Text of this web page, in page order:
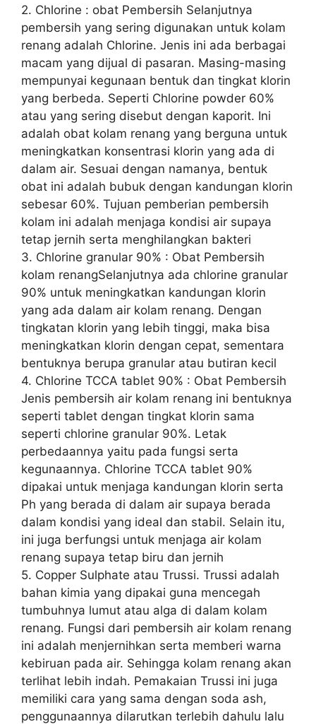
2. Chlorine : obat Pembersih Selanjutnya
pembersih yang sering digunakan untuk kolam
renang adalah Chlorine. Jenis ini ada berbagai
macam yang dijual di pasaran. Masing-masing
mempunyai kegunaan bentuk dan tingkat klorin
yang berbeda. Seperti Chlorine powder 60%
atau yang sering disebut dengan kaporit. Ini
adalah obat kolam renang yang berguna untuk
meningkatkan konsentrasi klorin yang ada di
dalam air. Sesuai dengan namanya, bentuk
obat ini adalah bubuk dengan kandungan klorin
sebesar 60%. Tujuan pemberian pembersih
kolam ini adalah menjaga kondisi air supaya
tetap jernih serta menghilangkan bakteri
3. Chlorine granular 90% : Obat Pembersih
kolam renangSelanjutnya ada chlorine granular
90% untuk meningkatkan kandungan klorin
yang ada dalam air kolam renang. Dengan
tingkatan klorin yang lebih tinggi, maka bisa
meningkatkan klorin dengan cepat, sementara
bentuknya berupa granular atau butiran kecil
4. Chlorine TCCA tablet 90% : Obat Pembersih
Jenis pembersih air kolam renang ini bentuknya
seperti tablet dengan tingkat klorin sama
seperti chlorine granular 90%. Letak
perbedaannya yaitu pada fungsi serta
kegunaannya. Chlorine TCCA tablet 90%
dipakai untuk menjaga kandungan klorin serta
Ph yang berada di dalam air supaya berada
dalam kondisi yang ideal dan stabil. Selain itu,
ini juga berfungsi untuk menjaga air kolam
renang supaya tetap biru dan jernih
5. Copper Sulphate atau Trussi. Trussi adalah
bahan kimia yang dipakai guna mencegah
tumbuhnya lumut atau alga di dalam kolam
renang. Fungsi dari pembersih air kolam renang
ini adalah menjernihkan serta memberi warna
kebiruan pada air. Sehingga kolam renang akan
terlihat lebih indah. Pemakaian Trussi ini juga
memiliki cara yang sama dengan soda ash,
penggunaannya dilarutkan terlebih dahulu lalu